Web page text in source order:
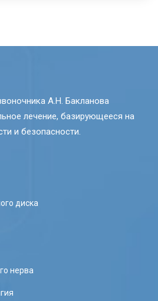
А.Н. Бакланова
лечение, базирующееся на
и безопасности.
диска
нерва